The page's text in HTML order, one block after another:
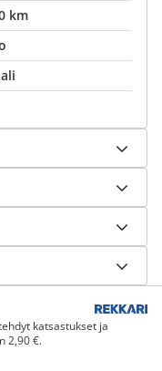
km
katsastukset ja
2,90 €.